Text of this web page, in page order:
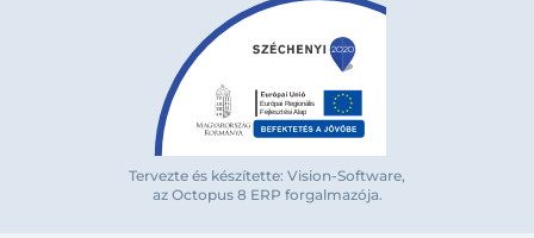
Tervezte és készítette: Vision-Software,
az Octopus 8 ERP forgalmazója.